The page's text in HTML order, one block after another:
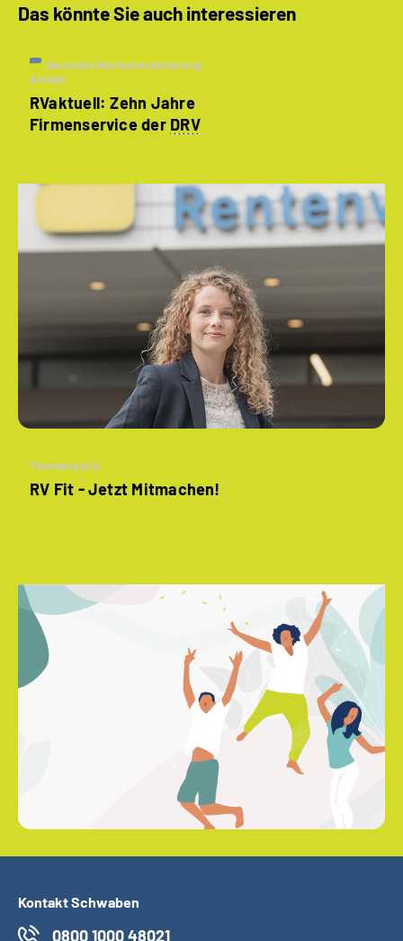
Das könnte Sie auch interessieren
Deutsche Rentenversicherung
Artikel
RVaktuell: Zehn Jahre
Firmenservice der DRV
Themenseite
RV Fit - Jetzt Mitmachen!
Kontakt Schwaben
0800 1000 48021